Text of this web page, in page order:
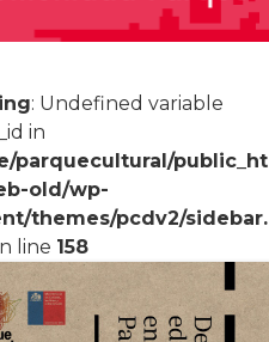
: Undefined variable
in
parquecultural/public_ht
old/wp-
themes/pcdv2/sidebar.
line 158